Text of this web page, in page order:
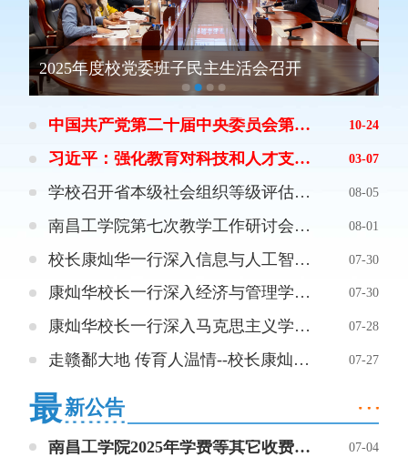
2025年度校党委班子民主生活会召开
中国共产党第二十届中央委员会第四次全体会议公报 10-24
习近平：强化教育对科技和人才支撑作用 03-07
学校召开省本级社会组织等级评估工作部署会 08-05
南昌工学院第七次教学工作研讨会圆满闭幕 08-01
校长康灿华一行深入信息与人工智能学院调研专业发展与规划工作 07-30
康灿华校长一行深入经济与管理学院 调研指导专业发展与规划工作 07-30
康灿华校长一行深入马克思主义学院调研指导专业发展与规划工作 07-28
走赣鄱大地 传育人温情--校长康灿华带队开展暑期新生家访专项行动 07-27
最新公告
南昌工学院2025年学费等其它收费标准公示 07-04